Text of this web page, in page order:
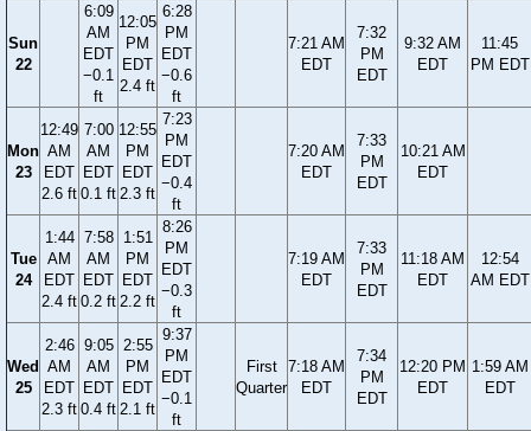
Sun
22
6:09
AM
EDT
−0.1
ft
12:05
PM
EDT
2.4 ft
6:28
PM
EDT
−0.6
ft
7:21 AM
EDT
7:32
PM
EDT
9:32 AM
EDT
11:45
PM EDT
Mon
23
12:49
AM
EDT
2.6 ft
7:00
AM
EDT
0.1 ft
12:55
PM
EDT
2.3 ft
7:23
PM
EDT
−0.4
ft
7:20 AM
EDT
7:33
PM
EDT
10:21 AM
EDT
Tue
24
1:44
AM
EDT
2.4 ft
7:58
AM
EDT
0.2 ft
1:51
PM
EDT
2.2 ft
8:26
PM
EDT
−0.3
ft
7:19 AM
EDT
7:33
PM
EDT
11:18 AM
EDT
12:54
AM EDT
Wed
25
2:46
AM
EDT
2.3 ft
9:05
AM
EDT
0.4 ft
2:55
PM
EDT
2.1 ft
9:37
PM
EDT
−0.1
ft
First
Quarter
7:18 AM
EDT
7:34
PM
EDT
12:20 PM
EDT
1:59 AM
EDT